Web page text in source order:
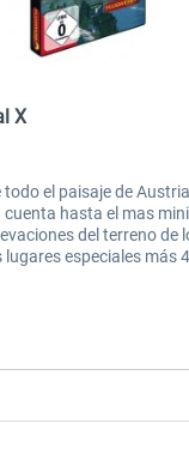
Flugwerk Design
X
el paisaje de
hasta el mas
del terreno de
especiales más